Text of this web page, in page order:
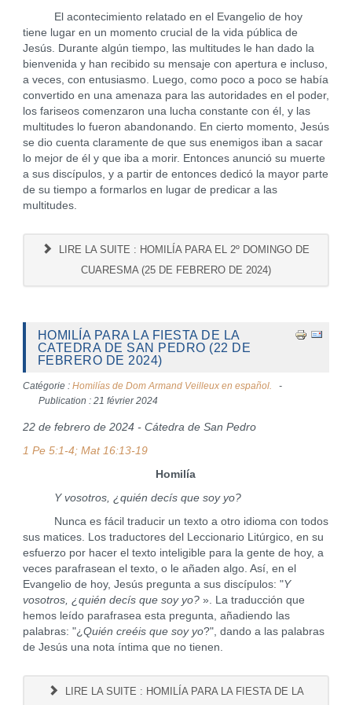
El acontecimiento relatado en el Evangelio de hoy
tiene lugar en un momento crucial de la vida pública de
Jesús. Durante algún tiempo, las multitudes le han dado la
bienvenida y han recibido su mensaje con apertura e incluso,
a veces, con entusiasmo. Luego, como poco a poco se había
convertido en una amenaza para las autoridades en el poder,
los fariseos comenzaron una lucha constante con él, y las
multitudes lo fueron abandonando. En cierto momento, Jesús
se dio cuenta claramente de que sus enemigos iban a sacar
lo mejor de él y que iba a morir. Entonces anunció su muerte
a sus discípulos, y a partir de entonces dedicó la mayor parte
de su tiempo a formarlos en lugar de predicar a las
multitudes.
LIRE LA SUITE : HOMILÍA PARA EL 2º DOMINGO DE
CUARESMA (25 DE FEBRERO DE 2024)
HOMILÍA PARA LA FIESTA DE LA
CATEDRA DE SAN PEDRO (22 DE
FEBRERO DE 2024)
Catégorie : Homilías de Dom Armand Veilleux en español.
Publication : 21 février 2024
22 de febrero de 2024 - Cátedra de San Pedro
1 Pe 5:1-4; Mat 16:13-19
Homilía
Y vosotros, ¿quién decís que soy yo?
Nunca es fácil traducir un texto a otro idioma con todos
sus matices. Los traductores del Leccionario Litúrgico, en su
esfuerzo por hacer el texto inteligible para la gente de hoy, a
veces parafrasean el texto, o le añaden algo. Así, en el
Evangelio de hoy, Jesús pregunta a sus discípulos: "Y
vosotros, ¿quién decís que soy yo?». La traducción que
hemos leído parafrasea esta pregunta, añadiendo las
palabras: "¿Quién creéis que soy yo?", dando a las palabras
de Jesús una nota íntima que no tienen.
LIRE LA SUITE : HOMILÍA PARA LA FIESTA DE LA